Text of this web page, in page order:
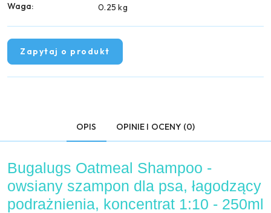
Waga: 0.25 kg
Zapytaj o produkt
OPIS OPINIE I OCENY (0)
Bugalugs Oatmeal Shampoo -
owsiany szampon dla psa, łagodzący
podrażnienia, koncentrat 1:10 - 250ml